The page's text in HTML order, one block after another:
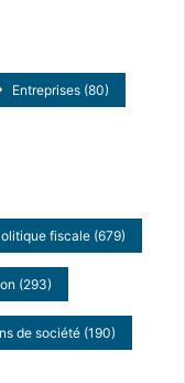
Entreprises (80)
fiscale (679)
(293)
de société (190)